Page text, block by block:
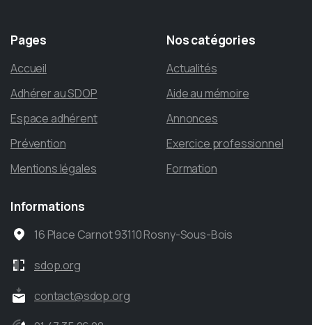
Pages
Accueil
Adhérer au SDOP
Espace adhérent
Prévention
Mentions légales
Noscatégories
Actualités
Aide au mémoire
Annonces
Exercice professionnel
Formation
Informations
16 Place Carnot 93110 Rosny-Sous-Bois
sdop.org
contact@sdop.org